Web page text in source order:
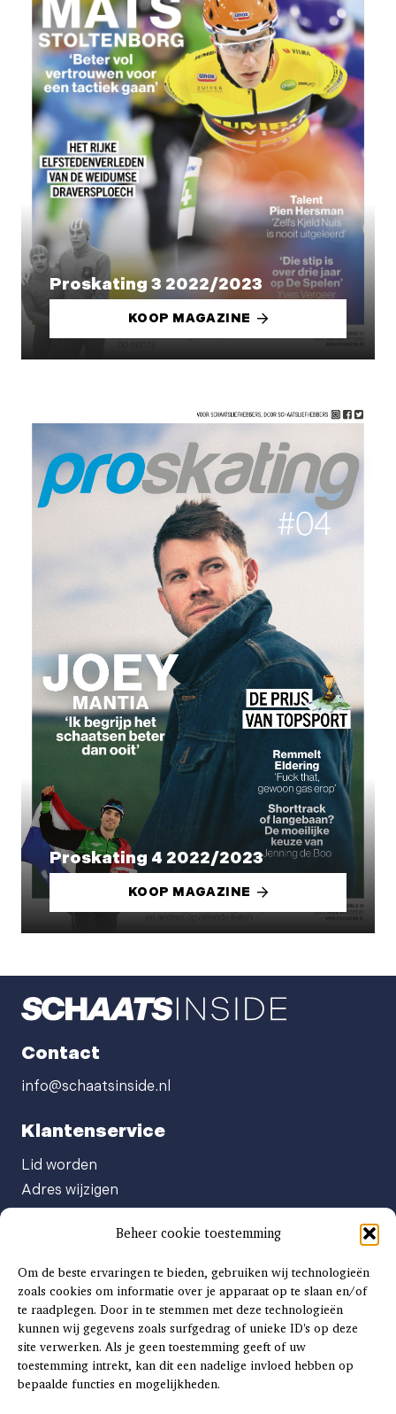
Beheer cookie toestemming
Om de beste ervaringen te bieden, gebruiken wij technologieën
zoals cookies om informatie over je apparaat op te slaan en/of
te raadplegen. Door in te stemmen met deze technologieën
kunnen wij gegevens zoals surfgedrag of unieke ID's op deze
site verwerken. Als je geen toestemming geeft of uw
toestemming intrekt, kan dit een nadelige invloed hebben op
bepaalde functies en mogelijkheden.
Proskating 3 2022/2023
KOOP MAGAZINE
Proskating 4 2022/2023
KOOP MAGAZINE
Contact
info@schaatsinside.nl
Klantenservice
Lid worden
Adres wijzigen
Abonnement opzeggen
Afgeven automatische incasso
Factuur betalen
Klachtenformulier
Overige vragen
Adverteren